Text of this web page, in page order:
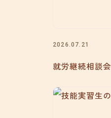
2026.07.21
就労継続相談会